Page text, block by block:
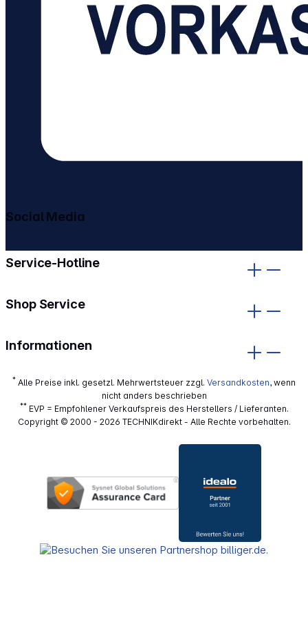
Service-Hotline
Shop Service
Informationen
Social Media
* Alle Preise inkl. gesetzl. Mehrwertsteuer zzgl. Versandkosten, wenn
nicht anders beschrieben
**EVP = Empfohlener Verkaufspreis des Herstellers / Lieferanten.
Copyright © 2000 - 2026 TECHNIKdirekt - Alle Rechte vorbehalten.